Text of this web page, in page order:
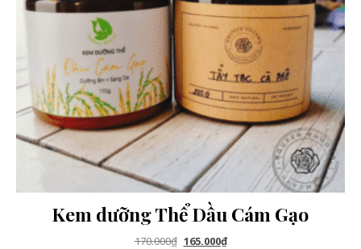
Kem dưỡng Thể Dầu Cám Gạo
170.000₫ Giá gốc là: 170.000₫.
165.000₫Giá hiện tại là: 165.000₫.